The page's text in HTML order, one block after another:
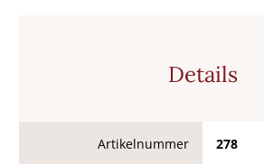
Details
Artikelnummer 278